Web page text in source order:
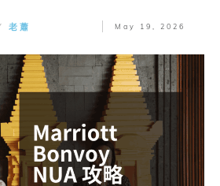
老蕭 May 19, 2026